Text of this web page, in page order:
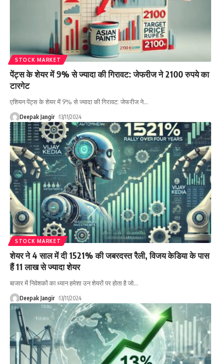
STOCK MARKET
पेंट्स के शेयर में 9% से ज्यादा की गिरावट: जेफरीज ने 2100 रुपये का
टारगेट
एशियन पेंट्स के शेयर में 9% से ज्यादा की गिरावट: जेफरीज ने…
Deepak Jangir 13/11/2024
STOCK MARKET
शेयर ने 4 साल में दी 1521% की जबरदस्त रैली, विजय केडिया के पास
हैं 11 लाख से ज्यादा शेयर
बाजार में निवेशकों का ध्यान हमेशा उन शेयरों पर होता है जो…
Deepak Jangir 13/11/2024